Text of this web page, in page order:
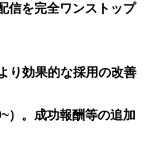
信を完全ワンストップ
り効果的な採用の改善
）。成功報酬等の追加